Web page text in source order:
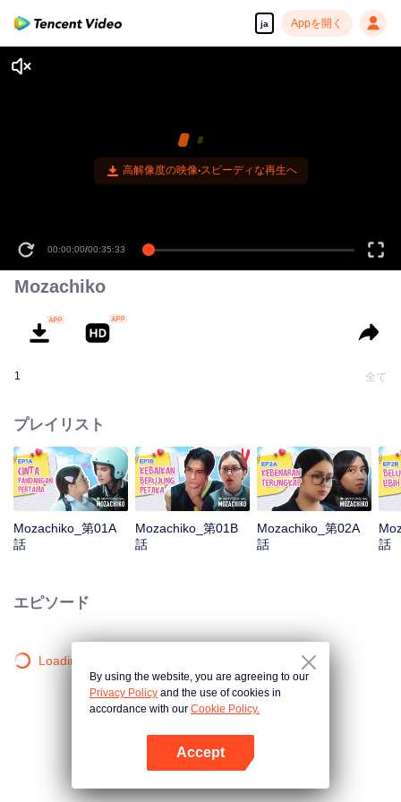
ja Appを開く
高解像度の映像•スピーディな再生へ
00:00:00/00:35:33
Mozachiko
1 全て
プレイリスト
Mozachiko_第01A
話
Mozachiko_第01B
話
Mozachiko_第02A
話
話
エピソード
Loading…
By using the website, you are agreeing to our
Privacy Policy and the use of cookies in
accordance with our Cookie Policy.
Accept